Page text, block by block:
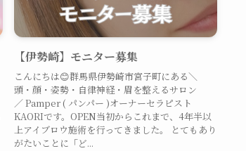
【伊勢崎】モニター募集
こんにちは😊群馬県伊勢崎市宮子町にある＼
頭・顔・姿勢・自律神経・眉を整えるサロン
／ Pamper ( パンパー )オーナーセラピスト
KAORIです。OPEN当初からこれまで、4年半以
上アイブロウ施術を行ってきました。 とてもあり
がたいことに「ど...